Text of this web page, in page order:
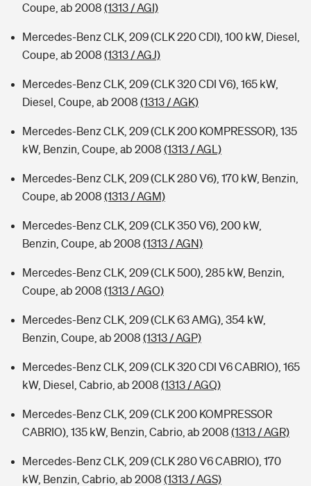
Coupe, ab 2008 (1313 / AGI)
Mercedes-Benz CLK, 209 (CLK 220 CDI), 100 kW, Diesel,
Coupe, ab 2008 (1313 / AGJ)
Mercedes-Benz CLK, 209 (CLK 320 CDI V6), 165 kW,
Diesel, Coupe, ab 2008 (1313 / AGK)
Mercedes-Benz CLK, 209 (CLK 200 KOMPRESSOR), 135
kW, Benzin, Coupe, ab 2008 (1313 / AGL)
Mercedes-Benz CLK, 209 (CLK 280 V6), 170 kW, Benzin,
Coupe, ab 2008 (1313 / AGM)
Mercedes-Benz CLK, 209 (CLK 350 V6), 200 kW,
Benzin, Coupe, ab 2008 (1313 / AGN)
Mercedes-Benz CLK, 209 (CLK 500), 285 kW, Benzin,
Coupe, ab 2008 (1313 / AGO)
Mercedes-Benz CLK, 209 (CLK 63 AMG), 354 kW,
Benzin, Coupe, ab 2008 (1313 / AGP)
Mercedes-Benz CLK, 209 (CLK 320 CDI V6 CABRIO), 165
kW, Diesel, Cabrio, ab 2008 (1313 / AGQ)
Mercedes-Benz CLK, 209 (CLK 200 KOMPRESSOR
CABRIO), 135 kW, Benzin, Cabrio, ab 2008 (1313 / AGR)
Mercedes-Benz CLK, 209 (CLK 280 V6 CABRIO), 170
kW, Benzin, Cabrio, ab 2008 (1313 / AGS)